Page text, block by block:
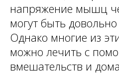
напряжение мышц
могут быть
Однако многие из
можно лечить с
вмешательств и